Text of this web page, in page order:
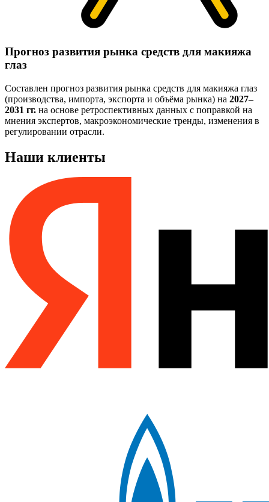
Прогноз развития рынка средств для макияжа
глаз
Составлен прогноз развития рынка средств для макияжа глаз
(производства, импорта, экспорта и объёма рынка) на 2027–
2031 гг. на основе ретроспективных данных с поправкой на
мнения экспертов, макроэкономические тренды, изменения в
регулировании отрасли.
Наши клиенты